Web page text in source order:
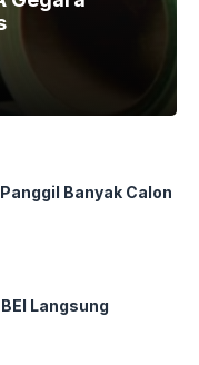
Banyak Calon
Langsung